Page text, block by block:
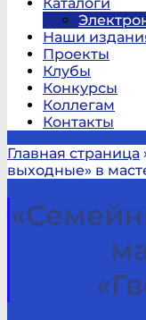
Наши
Проекты
Клубы
Конкурсы
Коллегам
Контакты
Главная страница
выходные» в